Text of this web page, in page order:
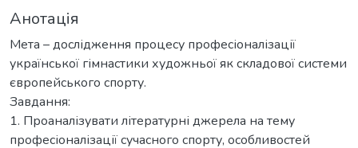
Анотація
Мета – дослідження процесу професіоналізації
української гімнастики художньої як складової системи
європейського спорту.
Завдання:
1. Проаналізувати літературні джерела на тему
професіоналізації сучасного спорту, особливостей